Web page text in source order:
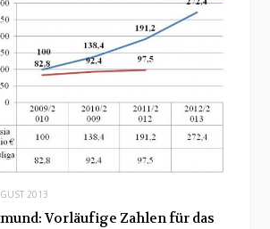
2013
Vorläufige Zahlen für das